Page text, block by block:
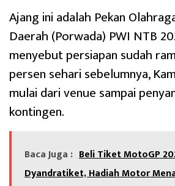
Ajang ini adalah Pekan
Daerah (Porwada) PWI NTB
menyebut persiapan sudah
persen sehari sebelumnya,
mulai dari venue sampai
kontingen.
Baca Juga : Beli Tiket MotoGP
Dyandratiket, Hadiah Motor